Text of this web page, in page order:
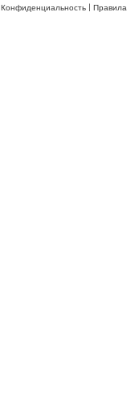
Конфиденциальность | Правила